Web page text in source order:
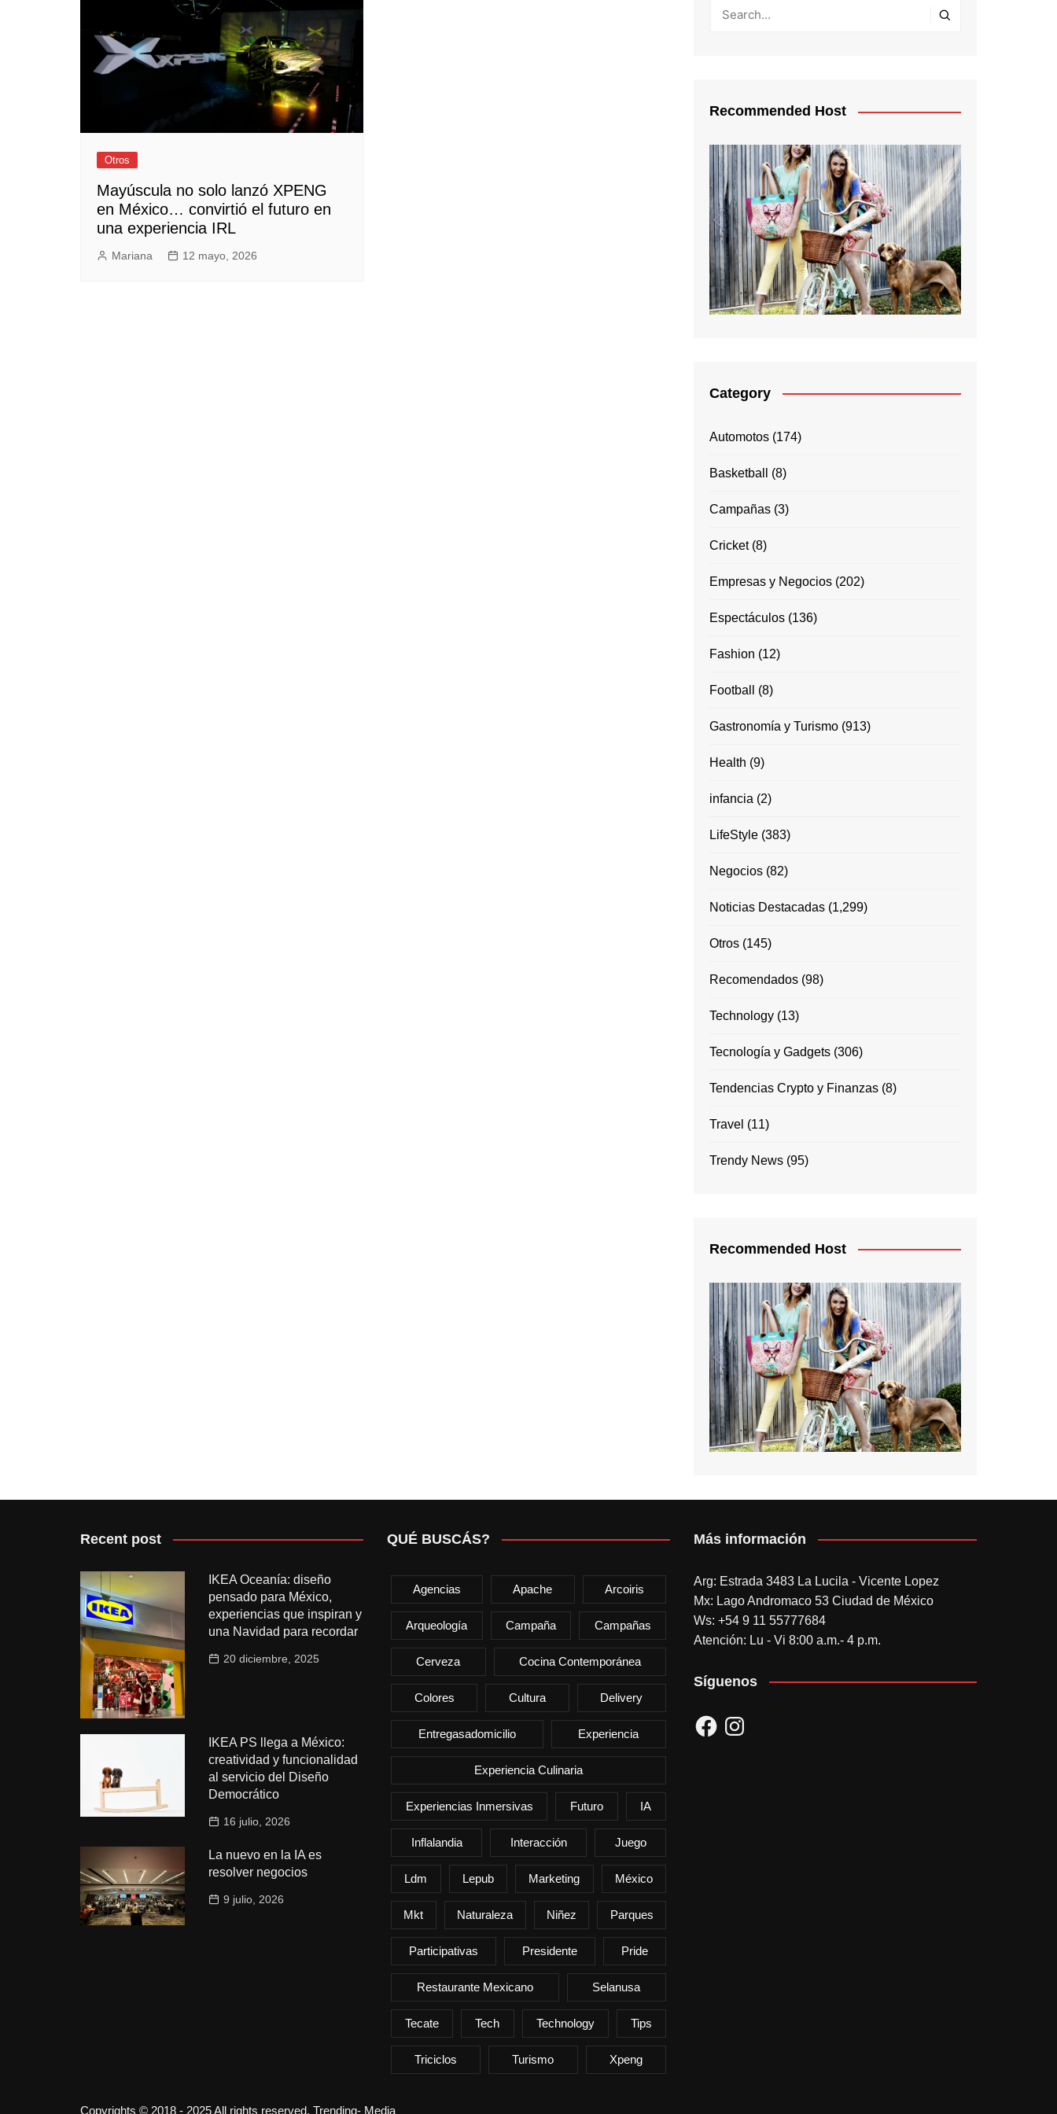
Empresas y Negocios
Automotos
Negocios
Otros
Mayúscula no solo lanzó XPENG
en México… convirtió el futuro en
una experiencia IRL
Mariana 12 mayo, 2026
Recommended Host
Category
Automotos (174)
Basketball (8)
Campañas (3)
Cricket(8)
Empresas y Negocios (202)
Espectáculos (136)
Fashion (12)
Football (8)
Gastronomía y Turismo (913)
Health (9)
infancia (2)
LifeStyle (383)
Negocios (82)
Noticias Destacadas (1,299)
Otros (145)
Recomendados (98)
Technology (13)
Tecnología y Gadgets (306)
Tendencias Crypto y Finanzas (8)
Travel (11)
Trendy News (95)
Recommended Host
Recent post
IKEA Oceanía: diseño
pensado para México,
experiencias que inspiran y
una Navidad para recordar
20 diciembre, 2025
IKEA PS llega a México:
creatividad y funcionalidad
al servicio del Diseño
Democrático
16 julio, 2026
La nuevo en la IA es
resolver negocios
9 julio, 2026
QUÉ BUSCÁS?
Agencias Apache Arcoiris
Arqueología Campaña Campañas
Cerveza Cocina Contemporánea
Colores Cultura Delivery
Entregasadomicilio Experiencia
Experiencia Culinaria
Experiencias Inmersivas Futuro IA
Inflalandia Interacción Juego
Ldm Lepub Marketing México
Mkt Naturaleza Niñez Parques
Participativas Presidente Pride
Restaurante Mexicano Selanusa
Tecate Tech Technology Tips
Triciclos Turismo Xpeng
Más información
Arg: Estrada 3483 La Lucila - Vicente Lopez
Mx: Lago Andromaco 53 Ciudad de México
Ws: +54 9 11 55777684
Atención: Lu - Vi 8:00 a.m.- 4 p.m.
Síguenos
FacebookInstagram
Copyrights © 2018 - 2025 All rights reserved. Trending- Media